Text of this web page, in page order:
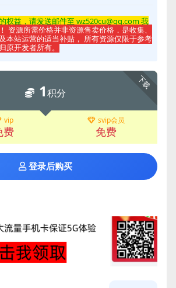
权益，请发送邮件至 wz520cu@qq.com 我
！ 资源所需价格并非资源售卖价格，是收集、
本站运营的适当补贴， 所有资源仅限于参考
原开发者所有。
下载
1积分
vip
费
svip会员
免费
登录后购买